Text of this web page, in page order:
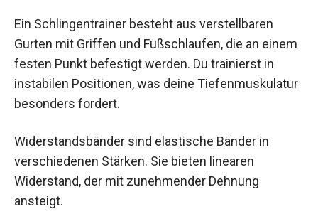
Ein Schlingentrainer besteht aus verstellbaren
Gurten mit Griffen und Fußschlaufen, die an einem
festen Punkt befestigt werden. Du trainierst in
instabilen Positionen, was deine Tiefenmuskulatur
besonders fordert.
Widerstandsbänder sind elastische Bänder in
verschiedenen Stärken. Sie bieten linearen
Widerstand, der mit zunehmender Dehnung
ansteigt.